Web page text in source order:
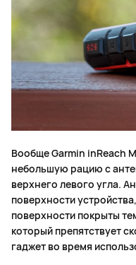
Вообще Garmin inReach
небольшую рацию с
верхнего левого угла.
поверхности
поверхности покрыты
который препятствует
гаджет во время